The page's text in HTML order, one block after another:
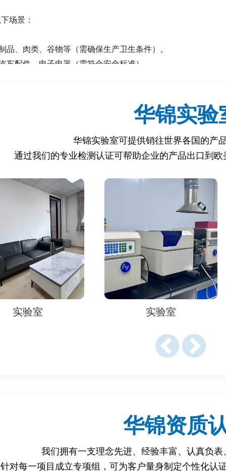
场景：
、肉类、谷物等（需确保生产卫生条件）。
配件、电子电器（需符合安全标准）。
进口商品要求OVS认证以确认原产地和生产合规性。
的商品（如钢材、纺织品）需通过OVS审核。
证？
可能被目标国海关拒绝清关，导致货物滞留或销毁。
产违规引发的法律风险（如反倾销调查）。
规生产能力，增强进口商和消费者信任。
核，减少查验时间和额外成本。
质、产品合规性及生产流程证明文件，具体包括：
书及标签图（含目标国语言标签）。
报告（如尼日利亚的SONCAP、欧盟EN标准）。
证书COO或区域性自贸协定文件）。
华锦实验
华锦实验室可提供销往世界各国的产
通过我们的专业检测认证可帮助企业的产品出口到
华锦资质
我们拥有一支理念先进、经验丰富、认真负
针对每一项目成立专项组，可为客户量身制定个性化认